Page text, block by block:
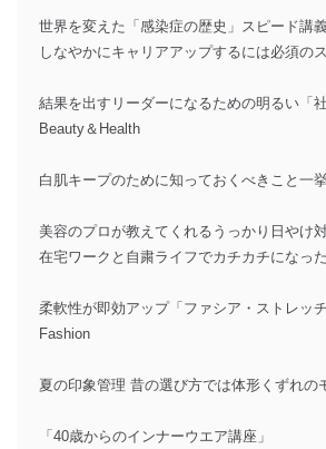
世界を変えた「感染症の歴史」スピード講
しなやかにキャリアアップするには必須の
結果を出すリーダーになるための明るい「
Beauty＆Health
白肌キープのために知っておくべきこと一
美容のプロが教えてくれるうっかり日やけ
在宅ワークと自粛ライフでカチカチになっ
柔軟性が即効アップ「ファシア・ストレッ
Fashion
夏の印象管理 昔の選び方では体形くずれの
「40歳からのインナーウエア講座」